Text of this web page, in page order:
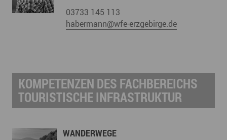
03733 145 113
habermann@wfe-erzgebirge.de
KOMPETENZEN DES FACHBEREICHS
TOURISTISCHE INFRASTRUKTUR
WANDERWEGE